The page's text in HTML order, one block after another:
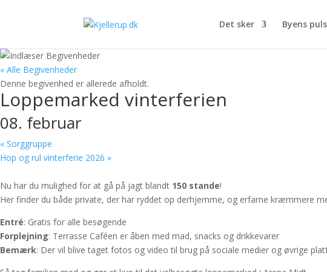
Det sker Byens puls
« Alle Begivenheder
Denne begivenhed er allerede afholdt.
Loppemarked vinterferien
08. februar
« Sorggruppe
Hop og rul vinterferie 2026 »
Nu har du mulighed for at gå på jagt blandt 150 stande!
Her finder du både private, der har ryddet op derhjemme, og erfarne kræmmere
Entré: Gratis for alle besøgende
Forplejning: Terrasse Caféen er åben med mad, snacks og drikkevarer
Bemærk: Der vil blive taget fotos og video til brug på sociale medier og øvrige